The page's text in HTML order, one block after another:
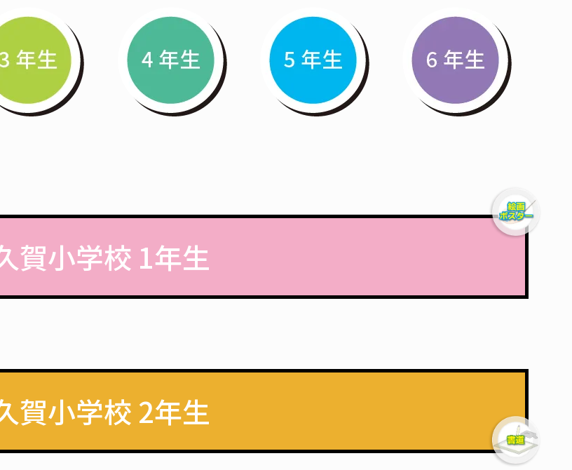
賀小学校 1年生
賀小学校 2年生